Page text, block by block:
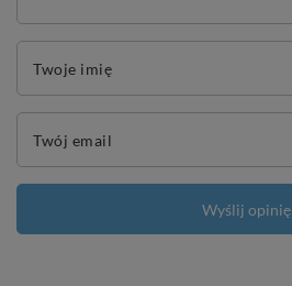
Twoje imię
Twój email
Wyślij opinię